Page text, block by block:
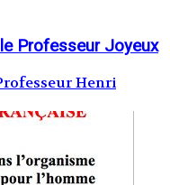
Professeur Joyeux
Henri